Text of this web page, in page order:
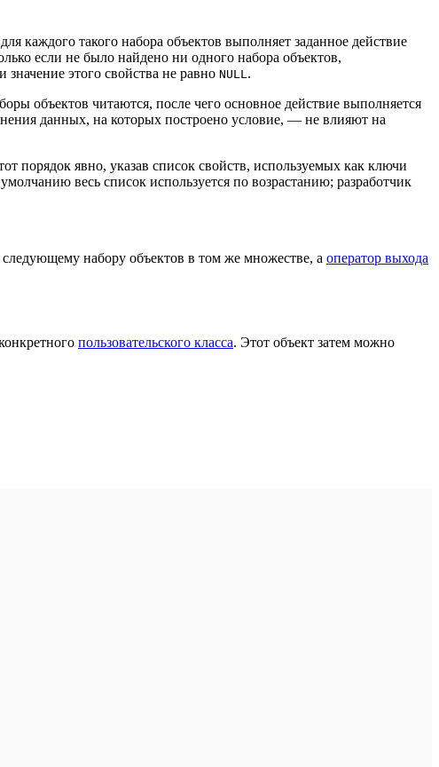
каждого такого набора объектов выполняет заданное действие
если не было найдено ни одного набора объектов,
значение этого свойства не равно NULL .
объектов читаются, после чего основное действие выполняется
данных, на которых построено условие, — не влияют на
порядок явно, указав список свойств, используемых как ключи
весь список используется по возрастанию; разработчик
следующему набору объектов в том же множестве, а оператор выхода
пользовательского класса. Этот объект затем можно